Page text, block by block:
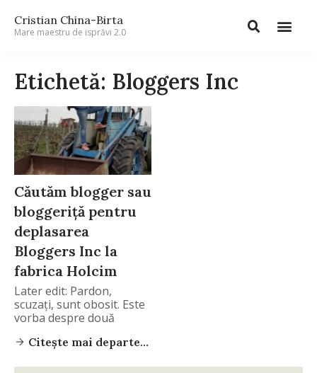
Cristian China-Birta
Mare maestru de isprăvi 2.0
Etichetă: Bloggers Inc
Căutăm blogger sau
bloggeriță pentru
deplasarea
Bloggers Inc la
fabrica Holcim
Later edit: Pardon,
scuzați, sunt obosit. Este
vorba despre două
Citește mai departe...